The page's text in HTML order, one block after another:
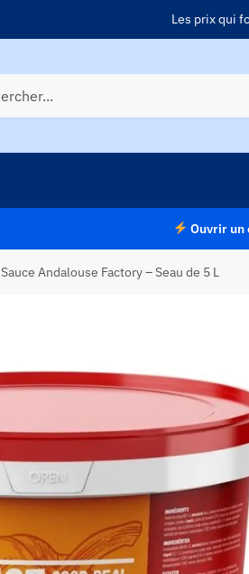
Les prix qui
Ouvrir un
Sauce Andalouse Factory – Seau de 5 L